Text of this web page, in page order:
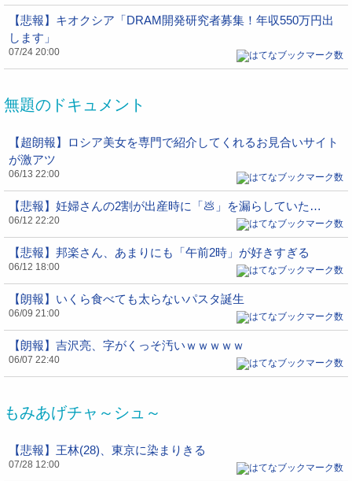
【悲報】キオクシア「DRAM開発研究者募集！年収550万円出
します」
07/24 20:00
無題のドキュメント
【超朗報】ロシア美女を専門で紹介してくれるお見合いサイト
が激アツ
06/13 22:00
【悲報】妊婦さんの2割が出産時に「💩」を漏らしていた…
06/12 22:20
【悲報】邦楽さん、あまりにも「午前2時」が好きすぎる
06/12 18:00
【朗報】いくら食べても太らないパスタ誕生
06/09 21:00
【朗報】吉沢亮、字がくっそ汚いｗｗｗｗｗ
06/07 22:40
もみあげチャ～シュ～
【悲報】王林(28)、東京に染まりきる
07/28 12:00